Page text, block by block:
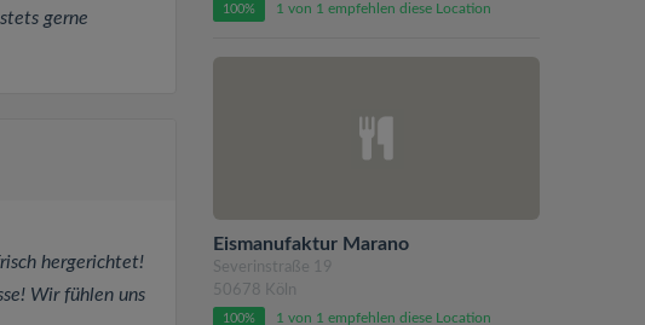
gerne
hergerichtet!
Wir fühlen uns
100% 1 von 1 empfehlen diese Location
Eismanufaktur Marano
Severinstraße 19
50678 Köln
100% 1 von 1 empfehlen diese Location